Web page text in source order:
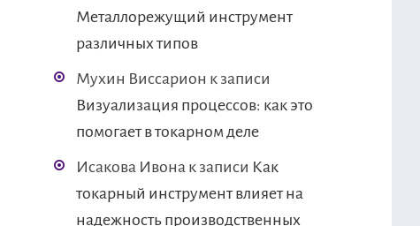
Металлорежущий инструмент
различных типов
Мухин Виссарион к записи
Визуализация процессов: как это
помогает в токарном деле
Исакова Ивона к записи Как
токарный инструмент влияет на
надежность производственных